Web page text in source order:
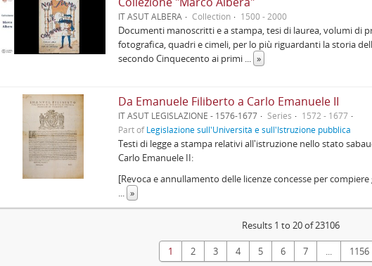
IT ASUT ALBERA Collection 1500 - 2000
Documenti manoscritti e a stampa, tesi di laurea, volumi di
fotografica, quadri e cimeli, per lo più riguardanti la storia
secondo Cinquecento ai primi ... »
Da Emanuele Filiberto a Carlo Emanuele II
IT ASUT LEGISLAZIONE - 1576-1677 Series
1572 - 1677
Part ofLegislazione sull'Università e sull'Istruzione pubblica
Testi di legge a stampa relativi all'istruzione nello stato
Carlo Emanuele II:
[Revoca e annullamento delle licenze concesse per
... »
Results 1 to 20 of 23106
1 2 3 4 5 6 7 ... 1156